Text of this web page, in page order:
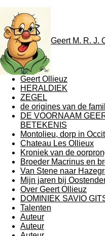
Geert M. R. J.
Geert Ollieuz
HERALDIEK
ZEGEL
de origines van de
DE VOORNAAM
BETEKENIS
Montolieu, dorp in
Chateau Les Ollieux
Kroniek van de
Broeder Macrinus en
Van Stene naar
Mijn jaren bij
Over Geert Ollieuz
DOMINIEK SAVIO
Talenten
Auteur
Auteur